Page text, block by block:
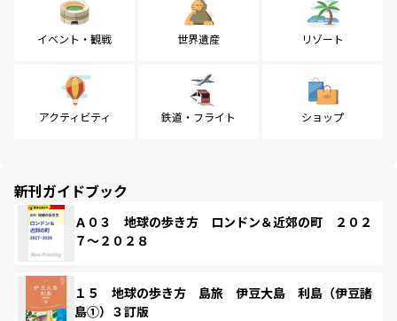
イベント・観戦 世界遺産 リゾート
アクティビティ 鉄道・フライト ショップ
新刊ガイドブック
Ａ０３ 地球の歩き方 ロンドン＆近郊の町 ２０２
７～２０２８
１５ 地球の歩き方 島旅 伊豆大島 利島（伊豆諸
島①）３訂版